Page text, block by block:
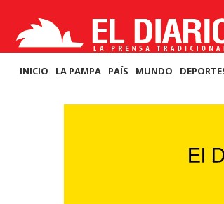
INICIO LA PAMPA PAÍS MUNDO